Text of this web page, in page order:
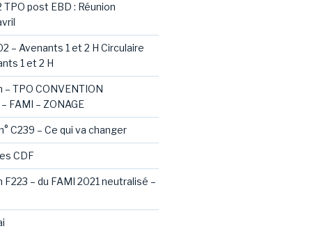
post EBD : Réunion
– Avenants 1 et 2 H Circulaire
1 et 2 H
– TPO CONVENTION
FAMI – ZONAGE
C239 – Ce qui va changer
CDF
F223 – du FAMI 2021 neutralisé –